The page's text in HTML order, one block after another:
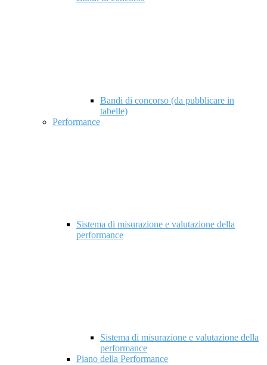
Bandi di concorso (da pubblicare in
tabelle)
Performance
Sistema di misurazione e valutazione della
performance
Sistema di misurazione e valutazione della
performance
Piano della Performance